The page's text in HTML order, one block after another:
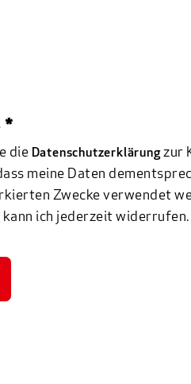
*
die Datenschutzerklärungzur
meine Daten
Zwecke verwendet
kann ich jederzeit widerrufen.